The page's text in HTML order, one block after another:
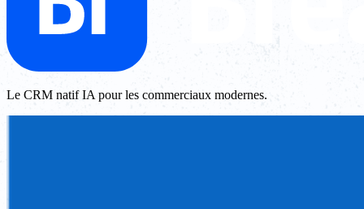
Le CRM natif IA pour les commerciaux modernes.